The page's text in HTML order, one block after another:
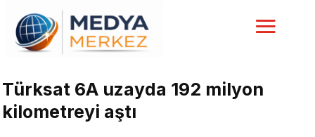
Türksat 6A uzayda 192 milyon
kilometreyi aştı